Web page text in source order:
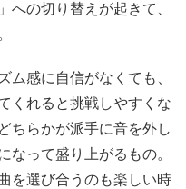
への切り替えが起きて、
ム感に自信がなくても、
くれると挑戦しやすくな
ちらかが派手に音を外し
なって盛り上がるもの。
を選び合うのも楽しい時